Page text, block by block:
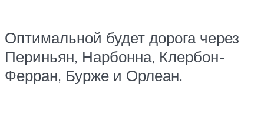
Оптимальной будет дорога через
Периньян, Нарбонна, Клербон-
Ферран, Бурже и Орлеан.